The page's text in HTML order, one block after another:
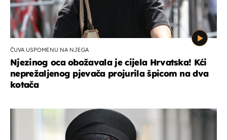
ČUVA USPOMENU NA NJEGA
Njezinog oca obožavala je cijela Hrvatska! Kći
neprežaljenog pjevača projurila špicom na dva
kotača